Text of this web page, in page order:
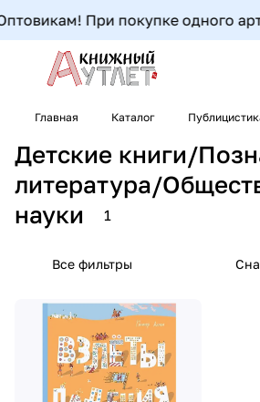
При покупке одного
Главная Каталог
Детские книги/
литература/
науки
1
Все фильтры